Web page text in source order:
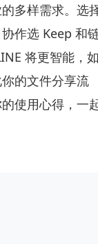
多样需求。选
作选 Keep 和
将更智能，
的文件分享流
使用心得，一